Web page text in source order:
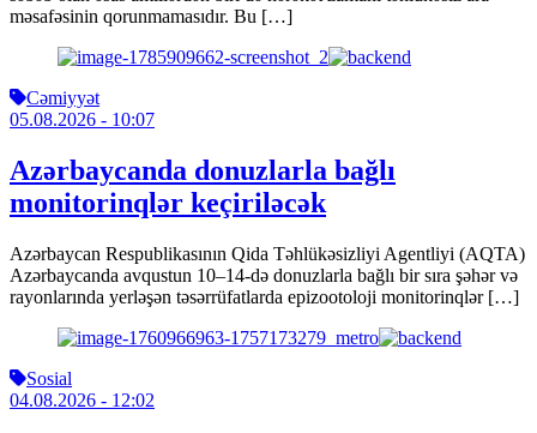
məsafəsinin qorunmamasıdır. Bu […]
Cəmiyyət
05.08.2026 - 10:07
Azərbaycanda donuzlarla bağlı
monitorinqlər keçiriləcək
Azərbaycan Respublikasının Qida Təhlükəsizliyi Agentliyi (AQTA)
Azərbaycanda avqustun 10–14-də donuzlarla bağlı bir sıra şəhər və
rayonlarında yerləşən təsərrüfatlarda epizootoloji monitorinqlər […]
Sosial
04.08.2026 - 12:02